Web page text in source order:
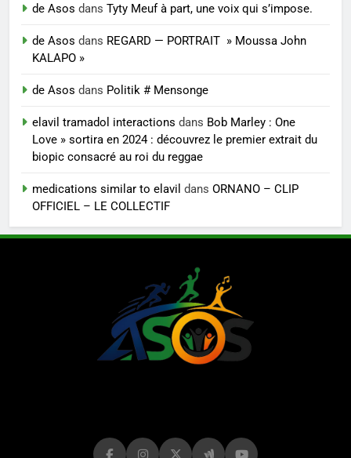
de Asos dans Tyty Meuf à part, une voix qui s’impose.
de Asos dans REGARD — PORTRAIT » Moussa John
KALAPO »
de Asos dans Politik # Mensonge
elavil tramadol interactions dans Bob Marley : One
Love » sortira en 2024 : découvrez le premier extrait du
biopic consacré au roi du reggae
medications similar to elavil dans ORNANO – CLIP
OFFICIEL – LE COLLECTIF